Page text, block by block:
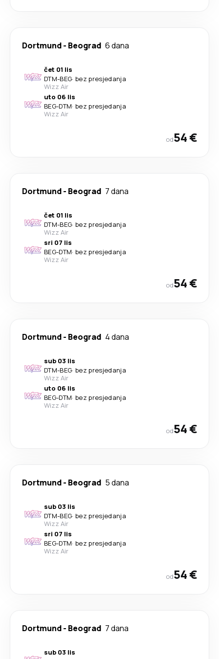
Dortmund- Beograd 6 dana
čet 01 lis
DTM-BEG· bez presjedanja
Wizz Air
uto 06 lis
BEG-DTM· bez presjedanja
Wizz Air
od54 €
Dortmund- Beograd 7 dana
čet 01 lis
DTM-BEG· bez presjedanja
Wizz Air
sri 07 lis
BEG-DTM· bez presjedanja
Wizz Air
od54 €
Dortmund- Beograd 4 dana
sub 03 lis
DTM-BEG· bez presjedanja
Wizz Air
uto 06 lis
BEG-DTM· bez presjedanja
Wizz Air
od54 €
Dortmund- Beograd 5 dana
sub 03 lis
DTM-BEG· bez presjedanja
Wizz Air
sri 07 lis
BEG-DTM· bez presjedanja
Wizz Air
od54 €
Dortmund- Beograd 7 dana
sub 03 lis